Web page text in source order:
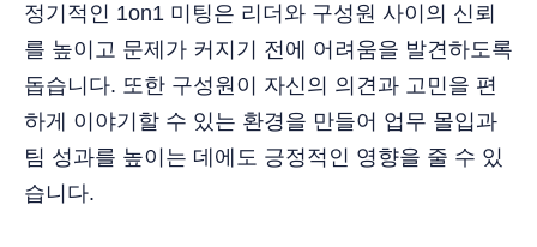
정기적인 1on1 미팅은 리더와 구성원 사이의 신뢰
를 높이고 문제가 커지기 전에 어려움을 발견하도록
돕습니다. 또한 구성원이 자신의 의견과 고민을 편
하게 이야기할 수 있는 환경을 만들어 업무 몰입과
팀 성과를 높이는 데에도 긍정적인 영향을 줄 수 있
습니다.